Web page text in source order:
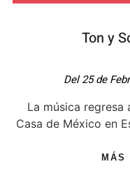
Ton y
Del 25 de
La música regresa
Casa de México en
MÁS